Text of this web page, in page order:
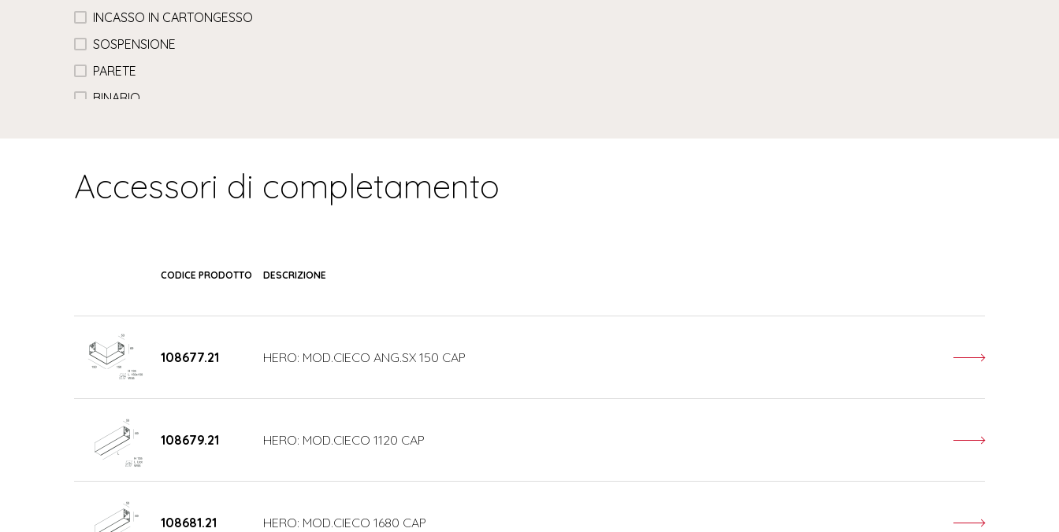
INCASSO IN CARTONGESSO
SOSPENSIONE
PARETE
BINARIO
Accessori di completamento
CODICE PRODOTTO DESCRIZIONE
108677.21 HERO: MOD.CIECO ANG.SX 150 CAP
108679.21 HERO: MOD.CIECO 1120 CAP
108681.21 HERO: MOD.CIECO 1680 CAP